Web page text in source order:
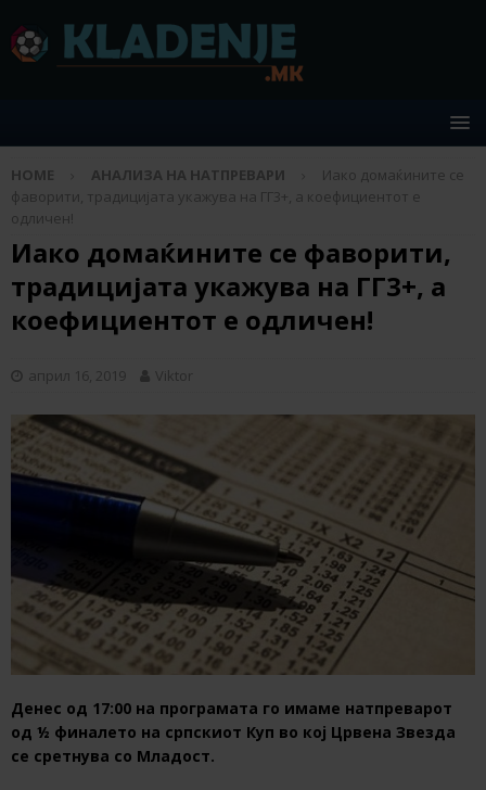
HOME АНАЛИЗА НА НАТПРЕВАРИ
Иако домаќините се
фаворити, традицијата укажува на ГГ3+, а коефициентот е
одличен!
Иако домаќините се фаворити,
традицијата укажува на ГГ3+, а
коефициентот е одличен!
април 16, 2019 Viktor
Денес од 17:00 на програмата го имаме натпреварот
од ½ финалето на српскиот Куп во кој Црвена Звезда
се сретнува со Младост.